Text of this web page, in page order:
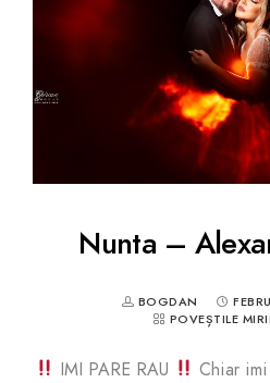
Nunta –
BOGDAN
POVEȘTILE
IMI PARE RAU
Chiar